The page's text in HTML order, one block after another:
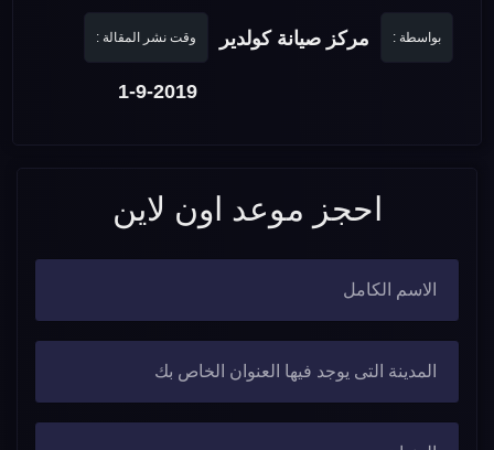
بواسطة : مركز صيانة كولدير وقت نشر المقالة :
1-9-2019
احجز موعد اون لاين